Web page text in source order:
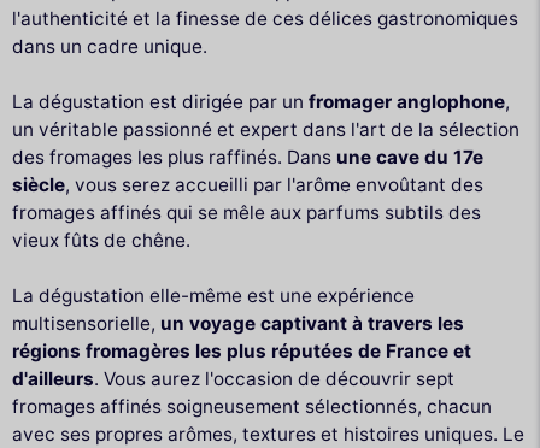
l'authenticité et la finesse de ces délices gastronomiques
dans un cadre unique.
La dégustation est dirigée par un fromager anglophone,
un véritable passionné et expert dans l'art de la sélection
des fromages les plus raffinés. Dans une cave du 17e
siècle, vous serez accueilli par l'arôme envoûtant des
fromages affinés qui se mêle aux parfums subtils des
vieux fûts de chêne.
La dégustation elle-même est une expérience
multisensorielle, un voyage captivant à travers les
régions fromagères les plus réputées de France et
d'ailleurs. Vous aurez l'occasion de découvrir sept
fromages affinés soigneusement sélectionnés, chacun
avec ses propres arômes, textures et histoires uniques. Le